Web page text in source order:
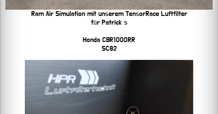
Ram Air Simulation mit unserem TensorRace Luftfilter
für Patrick s
Honda CBR1000RR
SC82